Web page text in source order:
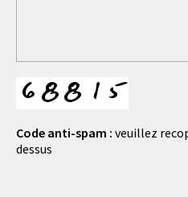
Code anti-spam : veuillez
dessus